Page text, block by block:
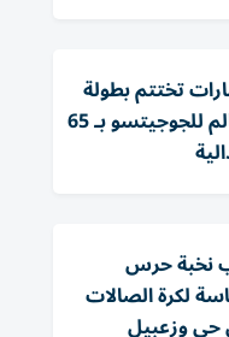
تختتم بطولة
العالم للجوجيتسو بـ 65
نخبة حرس
لكرة الصالات
حي وزعبيل